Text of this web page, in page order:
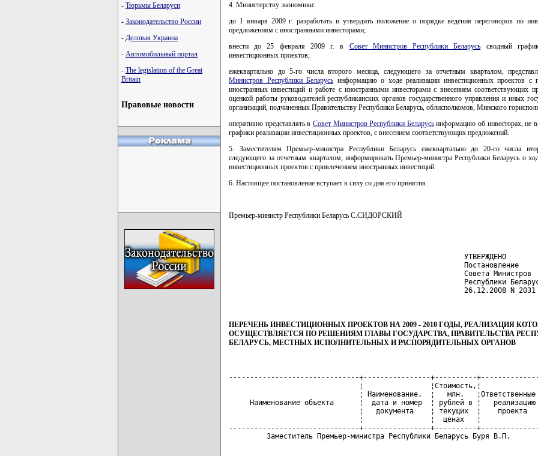
- Тюрьмы Беларуси
- Законодательство России
- Деловая Украина
- Автомобильный портал
- The legislation of the Great
Britain
Правовые новости
4. Министерству экономики:
до 1 января 2009 г. разработать и утвердить положение о порядке ведения переговоров по
предложениям с иностранными инвесторами;
внести до 25 февраля 2009 г. в Совет Министров Республики Беларусь сводный
инвестиционных проектов;
ежеквартально до 5-го числа второго месяца, следующего за отчетным кварталом,
Министров Республики Беларусь информацию о ходе реализации инвестиционных проектов с
иностранных инвестиций и работе с иностранными инвесторами с внесением соответствующих
оценкой работы руководителей республиканских органов государственного управления и иных
организаций, подчиненных Правительству Республики Беларусь, облисполкомов, Минского
оперативно представлять в Совет Министров Республики Беларусьинформацию об инвесторах, не
графики реализации инвестиционных проектов, с внесением соответствующих предложений.
5. Заместителям Премьер-министра Республики Беларусь ежеквартально до 20-го числа
следующего за отчетным кварталом, информировать Премьер-министра Республики Беларусь о
инвестиционных проектов с привлечением иностранных инвестиций.
6. Настоящее постановление вступает в силу со дня его принятия.
Премьер-министр Республики Беларусь С.СИДОРСКИЙ
                                                        УТВЕРЖДЕНО
                                                        Постановление
                                                        Совета Министров
Республики
                                                        26.12.2008 N 2031
ПЕРЕЧЕНЬ ИНВЕСТИЦИОННЫХ ПРОЕКТОВ НА 2009 - 2010 ГОДЫ, РЕАЛИЗАЦИЯ
ОСУЩЕСТВЛЯЕТСЯ ПО РЕШЕНИЯМ ГЛАВЫ ГОСУДАРСТВА, ПРАВИТЕЛЬСТВА
БЕЛАРУСЬ, МЕСТНЫХ ИСПОЛНИТЕЛЬНЫХ И РАСПОРЯДИТЕЛЬНЫХ ОРГАНОВ
-------------------------------+----------------+----------
                               ¦                ¦Стоимость,¦
¦ Наименование,  ¦   млн.   ¦Ответственные
     Наименование объекта      ¦  дата и номер  ¦ рублей в ¦   реализацию
                               ¦   документа    ¦ текущих  ¦    проекта
                               ¦                ¦  ценах   ¦
-------------------------------+----------------+----------